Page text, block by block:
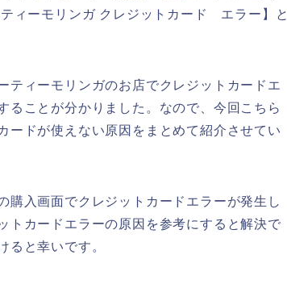
ィーモリンガ クレジットカード エラー】と
ティーモリンガのお店でクレジットカードエ
ることが分かりました。なので、今回こちら
ードが使えない原因をまとめて紹介させてい
購入画面でクレジットカードエラーが発生し
トカードエラーの原因を参考にすると解決で
ると幸いです。